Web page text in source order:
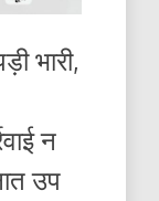
भारी,
न
उप